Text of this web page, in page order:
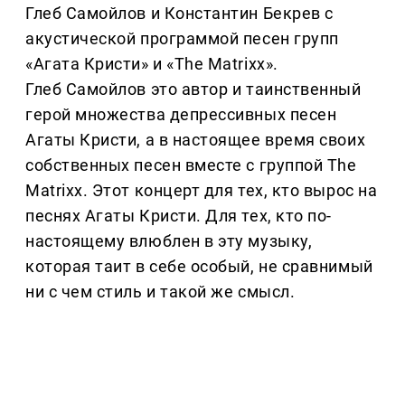
Глеб Самойлов и Константин Бекрев с
акустической программой песен групп
«Агата Кристи» и «The Matrixx».
Глеб Самойлов это автор и таинственный
герой множества депрессивных песен
Агаты Кристи, а в настоящее время своих
собственных песен вместе с группой The
Matrixx. Этот концерт для тех, кто вырос на
песнях Агаты Кристи. Для тех, кто по-
настоящему влюблен в эту музыку,
которая таит в себе особый, не сравнимый
ни с чем стиль и такой же смысл.